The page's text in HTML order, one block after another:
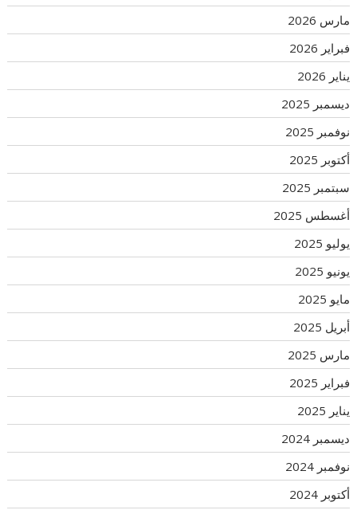
مارس 2026
فبراير 2026
يناير 2026
ديسمبر 2025
نوفمبر 2025
أكتوبر 2025
سبتمبر 2025
أغسطس 2025
يوليو 2025
يونيو 2025
مايو 2025
أبريل 2025
مارس 2025
فبراير 2025
يناير 2025
ديسمبر 2024
نوفمبر 2024
أكتوبر 2024